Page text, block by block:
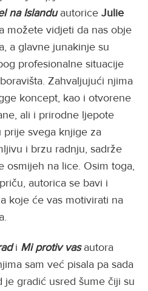
na Islanduautorice Julie
možete vidjeti da nas obje
a glavne junakinje su
profesionalne situacije
Zahvaljujući njima
koncept, kao i otvorene
ali i prirodne ljepote
prije svega knjige za
i brzu radnju, sadrže
osmijeh na lice. Osim toga,
autorica se bavi i
koje će vas motivirati na
i Mi protiv vasautora
sam već pisala pa sada
gradić usred šume čiji su